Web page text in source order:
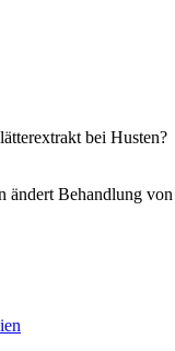
bei Husten?
ändert Behandlung von